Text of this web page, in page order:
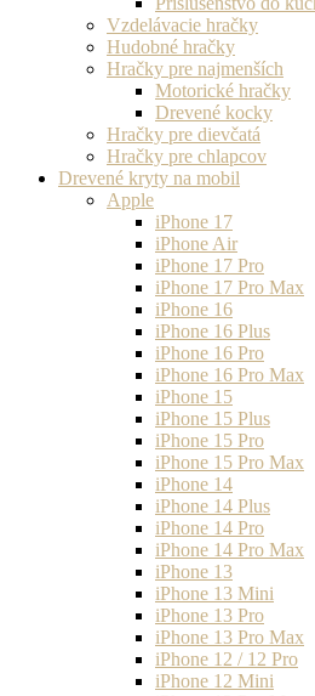
Vzdelávacie hračky
Hudobné hračky
Hračky pre najmenších
Motorické hračky
Drevené kocky
Hračky pre dievčatá
Hračky pre chlapcov
Drevené kryty na mobil
Apple
iPhone 17
iPhone Air
iPhone 17 Pro
iPhone 17 Pro Max
iPhone 16
iPhone 16 Plus
iPhone 16 Pro
iPhone 16 Pro Max
iPhone 15
iPhone 15 Plus
iPhone 15 Pro
iPhone 15 Pro Max
iPhone 14
iPhone 14 Plus
iPhone 14 Pro
iPhone 14 Pro Max
iPhone 13
iPhone 13 Mini
iPhone 13 Pro
iPhone 13 Pro Max
iPhone 12 / 12 Pro
iPhone 12 Mini